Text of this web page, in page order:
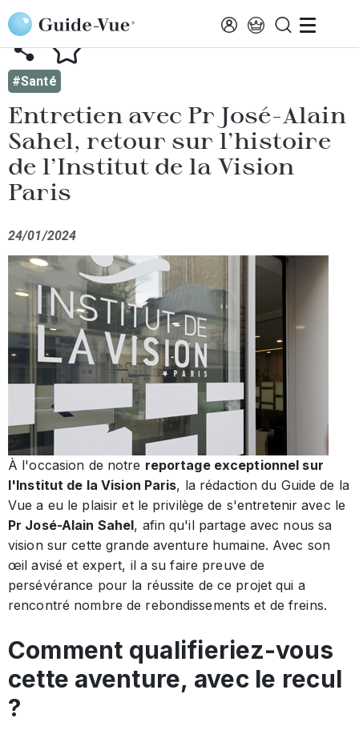
Aller au contenu principal
AFFICHER TOUTES LES ACTUALITÉS
#Santé
Entretien avec Pr José-Alain
Sahel, retour sur l'histoire
de l'Institut de la Vision
Paris
24/01/2024
À l'occasion de notre reportage exceptionnel sur
l'Institut de la Vision Paris, la rédaction du Guide de la
Vue a eu le plaisir et le privilège de s'entretenir avec le
Pr José-Alain Sahel, afin qu'il partage avec nous sa
vision sur cette grande aventure humaine. Avec son
œil avisé et expert, il a su faire preuve de
persévérance pour la réussite de ce projet qui a
rencontré nombre de rebondissements et de freins.
Comment qualifieriez-vous
cette aventure, avec le recul
?